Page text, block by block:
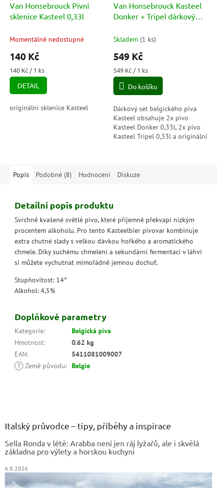
Van Honsebrouck Pivní
sklenice Kasteel 0,33l
Momentálně nedostupné
140 Kč
Měrná
cena:
140 Kč / 1 ks
DETAIL
originální sklenice Kasteel
Van Honsebrouck Kasteel
Donker + Tripel dárkový
Skladem (1 ks)
549 Kč
Měrná
cena:
549 Kč / 1 ks
Do košíku
Dárkový set belgického piva
Kasteel obsahuje 2x pivo
Kasteel Donker 0,33l, 2x pivo
Kasteel Tripel 0,33l a originální
Popis Podobné (8) Hodnocení Diskuze
Detailní popis produktu
Svrchně kvašené světlé pivo, které příjemně překvapí nízkým
procentem alkoholu. Pro tento Kasteelbier pivovar kombinuje
extra chutné slady s velkou dávkou hořkého a aromatického
chmele. Díky suchému chmelení a sekundární fermentaci v láhvi
si můžete vychutnat mimořádně jemnou dochuť.
Stupňovitost: 14°
Alkohol: 4,5%
Doplňkové parametry
Kategorie:
Belgická piva
Hmotnost:
0.62 kg
EAN:
5411081009007
? Země původu: Belgie
Italský průvodce – tipy, příběhy a inspirace
Sella Ronda v létě: Arabba není jen ráj lyžařů, ale i skvělá
základna pro výlety a horskou kuchyni
6.8.2026